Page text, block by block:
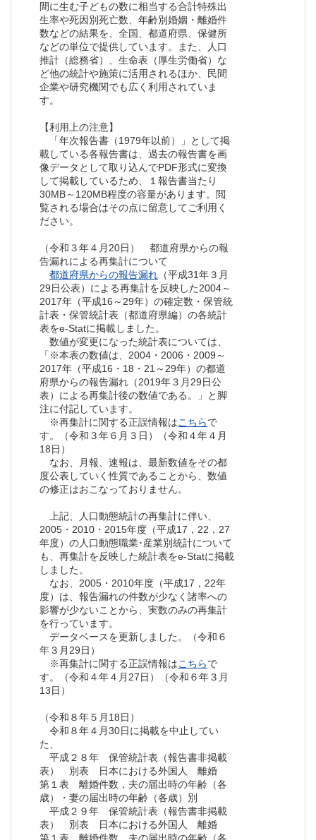
間に生む子どもの数に相当する合計特殊出
生率や死因別死亡数、年齢別婚姻・離婚件
数などの結果を、全国、都道府県、保健所
などの単位で提供しています。また、人口
推計（総務省）、生命表（厚生労働省）な
ど他の統計や施策に活用されるほか、民間
企業や研究機関でも広く利用されていま
す。
【利用上の注意】
「年次報告書（1979年以前）」として掲
載している各報告書は、過去の報告書を画
像データとして取り込んでPDF形式に変換
して掲載しているため、１報告書当たり
30MB～120MB程度の容量があります。閲
覧される場合はその点に留意してご利用く
ださい。
（令和３年４月20日） 都道府県からの報
告漏れによる再集計について
都道府県からの報告漏れ （平成31年３月
29日公表）による再集計を反映した2004～
2017年（平成16～29年）の確定数・保管統
計表・保管統計表（都道府県編）の各統計
表をe-Statに掲載しました。
数値が変更になった統計表については、
「※本表の数値は、2004・2006・2009～
2017年（平成16・18・21～29年）の都道
府県からの報告漏れ（2019年３月29日公
表）による再集計後の数値である。」と脚
注に付記しています。
※再集計に関する正誤情報はこちらで
す。（令和３年６月３日）（令和４年４月
18日）
なお、月報、速報は、最新数値をその都
度公表していく性質であることから、数値
の修正はおこなっておりません。
上記、人口動態統計の再集計に伴い、
2005・2010・2015年度（平成17，22，27
年度）の人口動態職業･産業別統計について
も、再集計を反映した統計表をe-Statに掲載
しました。
なお、2005・2010年度（平成17，22年
度）は、報告漏れの件数が少なく諸率への
影響が少ないことから、実数のみの再集計
を行っています。
データベースを更新しました。（令和６
年３月29日）
※再集計に関する正誤情報はこちらで
す。（令和４年４月27日）（令和６年３月
13日）
（令和８年５月18日）
令和８年４月30日に掲載を中止してい
た、
平成２８年 保管統計表（報告書非掲載
表） 別表 日本における外国人 離婚
第１表 離婚件数，夫の届出時の年齢（各
歳）・妻の届出時の年齢（各歳）別
平成２９年 保管統計表（報告書非掲載
表） 別表 日本における外国人 離婚